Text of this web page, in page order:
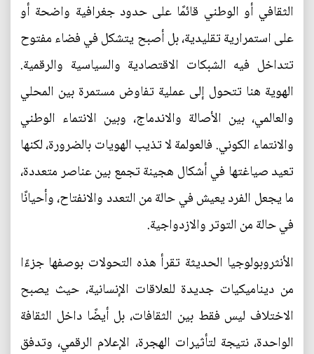
الثقافي أو الوطني قائمًا على حدود جغرافية واضحة أو
على استمرارية تقليدية، بل أصبح يتشكل في فضاء مفتوح
تتداخل فيه الشبكات الاقتصادية والسياسية والرقمية.
الهوية هنا تتحول إلى عملية تفاوض مستمرة بين المحلي
والعالمي، بين الأصالة والاندماج، وبين الانتماء الوطني
والانتماء الكوني. فالعولمة لا تذيب الهويات بالضرورة، لكنها
تعيد صياغتها في أشكال هجينة تجمع بين عناصر متعددة،
ما يجعل الفرد يعيش في حالة من التعدد والانفتاح، وأحيانًا
في حالة من التوتر والازدواجية.
الأنثروبولوجيا الحديثة تقرأ هذه التحولات بوصفها جزءًا
من ديناميكيات جديدة للعلاقات الإنسانية، حيث يصبح
الاختلاف ليس فقط بين الثقافات، بل أيضًا داخل الثقافة
الواحدة، نتيجة لتأثيرات الهجرة، الإعلام الرقمي، وتدفق